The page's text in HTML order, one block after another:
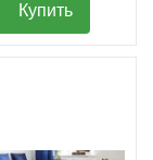
Купить